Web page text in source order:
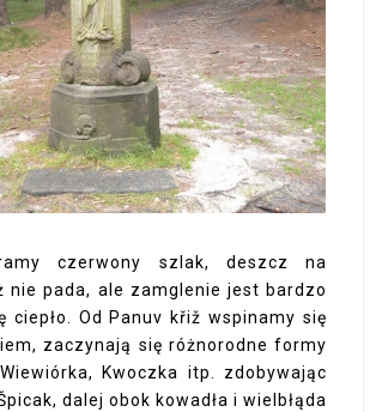
czerwony szlak, deszcz na
nie pada, ale zamglenie jest bardzo
ciepło. Od Panuv křiž wspinamy się
zaczynają się różnorodne formy
Kwoczka itp. zdobywając
dalej obok kowadła i wielbłąda